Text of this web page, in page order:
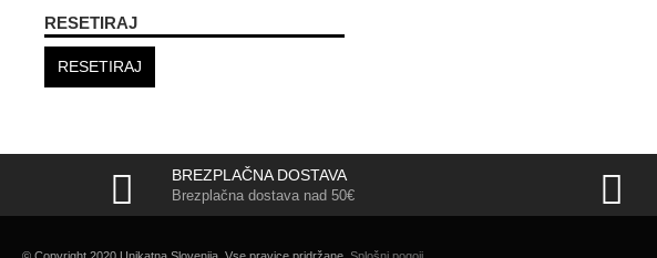
RESETIRAJ
RESETIRAJ
BREZPLAČNA DOSTAVA
Brezplačna dostava nad 50€